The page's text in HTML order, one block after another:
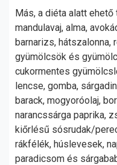
Más, a diéta alatt
mandulavaj, alma,
barnarizs, hátszalonna,
gyümölcsök és
cukormentes
lencse, gomba,
barack, mogyoróolaj,
narancssárga paprika,
kiőrlésű sósrudak/
rákfélék, húslevesek,
paradicsom és